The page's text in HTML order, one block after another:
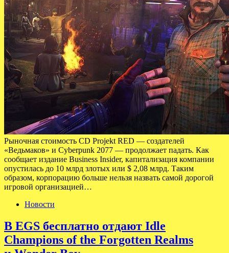
Рыночная стоимость CD Projekt RED — создателей
«Ведьмаков» и Cyberpunk 2077 — продолжает падать. Как
сообщает издание Business Insider, капитализация компании
опустилась до 10 млрд злотых или $ 2,08 млрд. Таким
образом, корпорацию больше нельзя назвать самой дорогой
игровой организацией…
Новости
В EGS бесплатно отдают Idle
Champions of the Forgotten Realms